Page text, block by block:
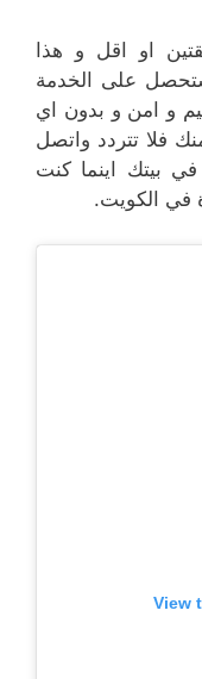
او اقل و هذا
على الخدمة
و امن و بدون اي
فلا تتردد واتصل
بيتك اينما كنت
في الكويت.
View